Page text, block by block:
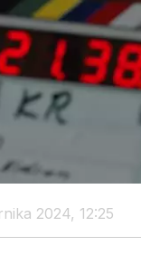
2024, 12:25